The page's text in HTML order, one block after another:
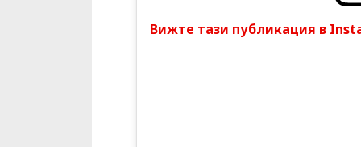
Вижте тази публикация в